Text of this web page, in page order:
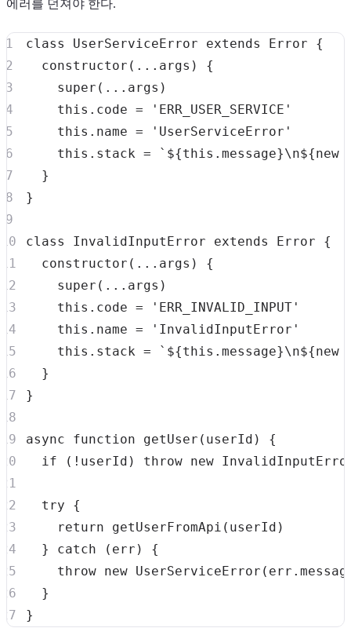
에러를 던져야 한다.
class UserServiceError extends Error
{
constructor ( ... args )
{
super ( ... args )
this . code =
'ERR_USER_SERVICE'
this . name =
'UserServiceError'
this . stack = ` ${this . message}\n${new
}
}
class InvalidInputError extends Error
{
constructor ( ... args )
{
super ( ... args )
this . code =
'ERR_INVALID_INPUT'
this . name =
'InvalidInputError'
this . stack = ` ${this . message}\n${new
}
}
async function getUser ( userId )
{
if
( ! userId ) throw new
try
{
return
getUserFromApi ( userId )
}
catch ( err )
{
throw new UserServiceError ( err .
}
}